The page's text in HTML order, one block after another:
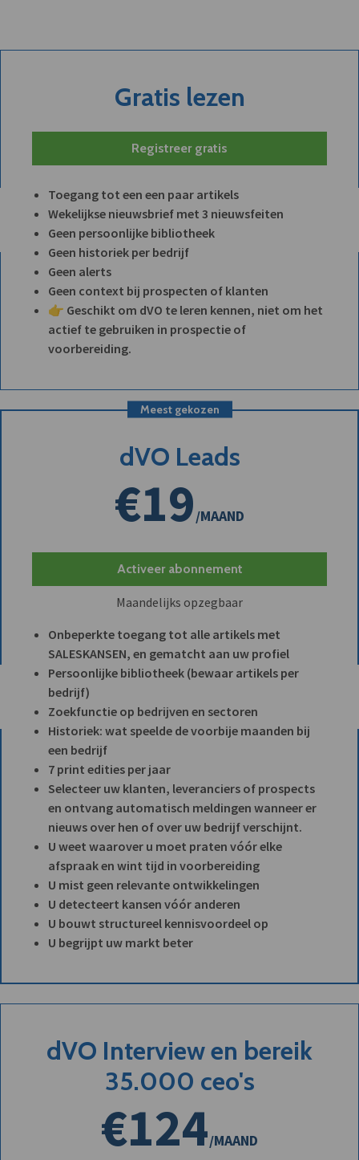
Gratis lezen
Registreer gratis
Toegang tot een een paar artikels
Wekelijkse nieuwsbrief met 3 nieuwsfeiten
Geen persoonlijke bibliotheek
Geen historiek per bedrijf
Geen alerts
Geen context bij prospecten of klanten
👉 Geschikt om dVO te leren kennen, niet om het
actief te gebruiken in prospectie of
voorbereiding.
Meest gekozen
dVO Leads
€19/MAAND
Activeer abonnement
Maandelijks opzegbaar
Onbeperkte toegang tot alle artikels met
SALESKANSEN, en gematcht aan uw profiel
Persoonlijke bibliotheek (bewaar artikels per
bedrijf)
Zoekfunctie op bedrijven en sectoren
Historiek: wat speelde de voorbije maanden bij
een bedrijf
7 print edities per jaar
Selecteer uw klanten, leveranciers of prospects
en ontvang automatisch meldingen wanneer er
nieuws over hen of over uw bedrijf verschijnt.
U weet waarover u moet praten vóór elke
afspraak en wint tijd in voorbereiding
U mist geen relevante ontwikkelingen
U detecteert kansen vóór anderen
U bouwt structureel kennisvoordeel op
U begrijpt uw markt beter
dVO Interview en bereik
35.000 ceo's
€124/MAAND